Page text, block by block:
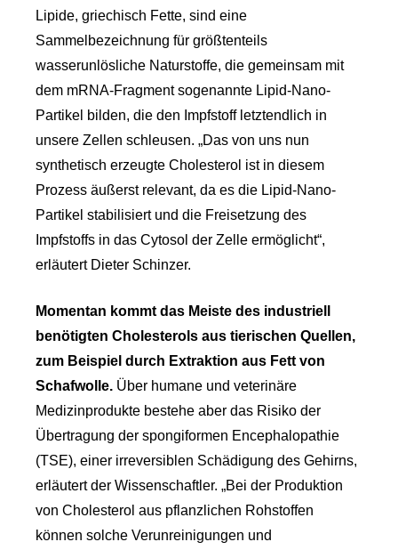
Lipide, griechisch Fette, sind eine
Sammelbezeichnung für größtenteils
wasserunlösliche Naturstoffe, die gemeinsam mit
dem mRNA-Fragment sogenannte Lipid-Nano-
Partikel bilden, die den Impfstoff letztendlich in
unsere Zellen schleusen. „Das von uns nun
synthetisch erzeugte Cholesterol ist in diesem
Prozess äußerst relevant, da es die Lipid-Nano-
Partikel stabilisiert und die Freisetzung des
Impfstoffs in das Cytosol der Zelle ermöglicht“,
erläutert Dieter Schinzer.
Momentan kommt das Meiste des industriell
benötigten Cholesterols aus tierischen Quellen,
zum Beispiel durch Extraktion aus Fett von
Schafwolle. Über humane und veterinäre
Medizinprodukte bestehe aber das Risiko der
Übertragung der spongiformen Encephalopathie
(TSE), einer irreversiblen Schädigung des Gehirns,
erläutert der Wissenschaftler. „Bei der Produktion
von Cholesterol aus pflanzlichen Rohstoffen
können solche Verunreinigungen und